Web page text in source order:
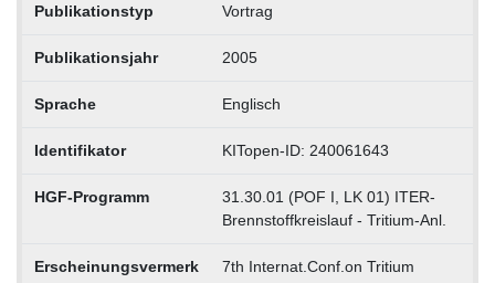
Publikationstyp Vortrag
Publikationsjahr 2005
Sprache Englisch
Identifikator KITopen-ID: 240061643
HGF-Programm
31.30.01 (POF I, LK 01) ITER-
Brennstoffkreislauf - Tritium-Anl.
Erscheinungsvermerk
7th Internat.Conf.on Tritium